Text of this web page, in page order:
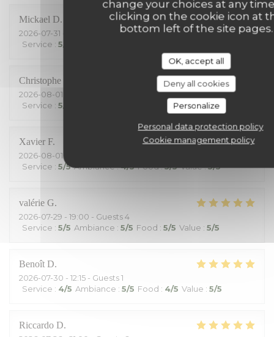
change your choices at any
clicking on the cookie icon at
bottom left of the site pages.
OK, accept all
Deny all cookies
Personalize
Personal data protection policy
Cookie management policy
Mickael D
2026-07-31 - 21:00 - Guests 2
Service : 5/5
Christophe
2026-08-01
Service : 5/5 /5 Value: 4/5
Xavier F
2026-08-01- 12:45 - Guests 6
Service : 5/5 Ambiance:4/5 Food:5/5 Value:5/5
valérie G
2026-07-29 - 19:00 - Guests 4
Service : 5/5 Ambiance : 5/5 Food : 5/5 Value : 5/5
Benoît D
2026-07-30 - 12:15 - Guests 1
Service : 4/5 Ambiance : 5/5 Food : 4/5 Value : 5/5
Riccardo D